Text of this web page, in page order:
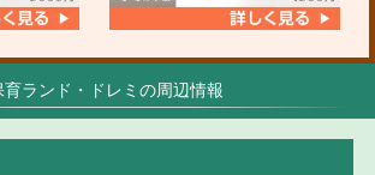
育ランド・ドレミの周辺情報